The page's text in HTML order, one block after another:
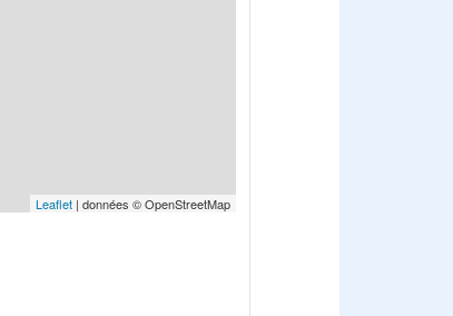
Leaflet | données © OpenStreetMap